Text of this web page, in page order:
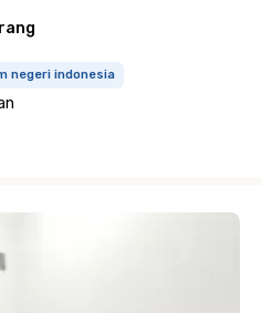
negeri indonesia